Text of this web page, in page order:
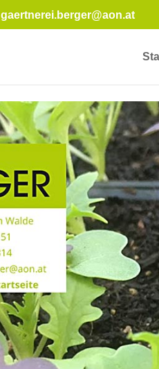
gaertnerei.berger@aon.at